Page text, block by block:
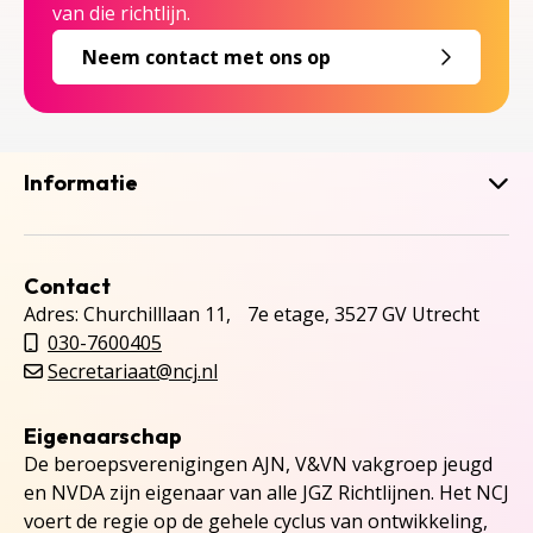
van die richtlijn.
Neem contact met ons op
Informatie
Contact
Adres: Churchilllaan 11, 7e etage, 3527 GV Utrecht
030-7600405
Secretariaat@ncj.nl
Eigenaarschap
De beroepsverenigingen AJN, V&VN vakgroep jeugd
en NVDA zijn eigenaar van alle JGZ Richtlijnen. Het NCJ
voert de regie op de gehele cyclus van ontwikkeling,